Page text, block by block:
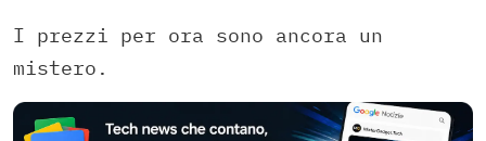
I prezzi per ora sono ancora un
mistero.